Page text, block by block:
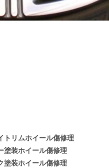
イール傷修理
イール傷修理
イール傷修理